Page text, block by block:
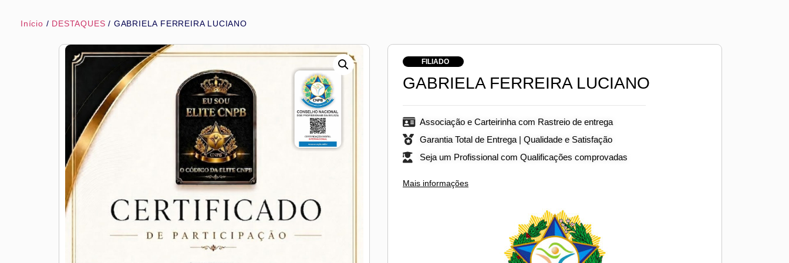
Início / DESTAQUES / GABRIELA FERREIRA LUCIANO
FILIADO
GABRIELA FERREIRA LUCIANO
Associação e Carteirinha com Rastreio de entrega
Garantia Total de Entrega | Qualidade e Satisfação
Seja um Profissional com Qualificações comprovadas
Mais informações